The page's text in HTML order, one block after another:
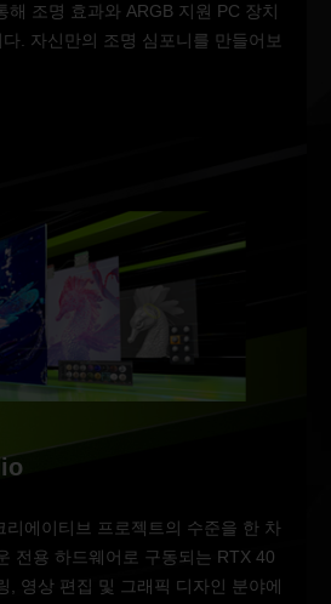
해 조명 효과와 ARGB 지원 PC 장치
. 자신만의 조명 심포니를 만들어보
리에이티브 프로젝트의 수준을 한 차
전용 하드웨어로 구동되는 RTX 40
, 영상 편집 및 그래픽 디자인 분야에